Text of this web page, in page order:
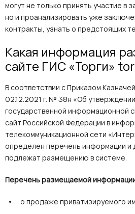
могут не только принять участие в
но и проанализировать уже
контракты, узнать о предстоящих
Какая информация
сайте ГИС «Торги»
В соответствии с Приказом
02.12.2021 г. № 38н «Об
государственной информационной
сайт Российской Федерации в
телекоммуникационной сети
определен перечень информации и
подлежат размещению в системе.
Перечень размещаемой
о продаже приватизируемого